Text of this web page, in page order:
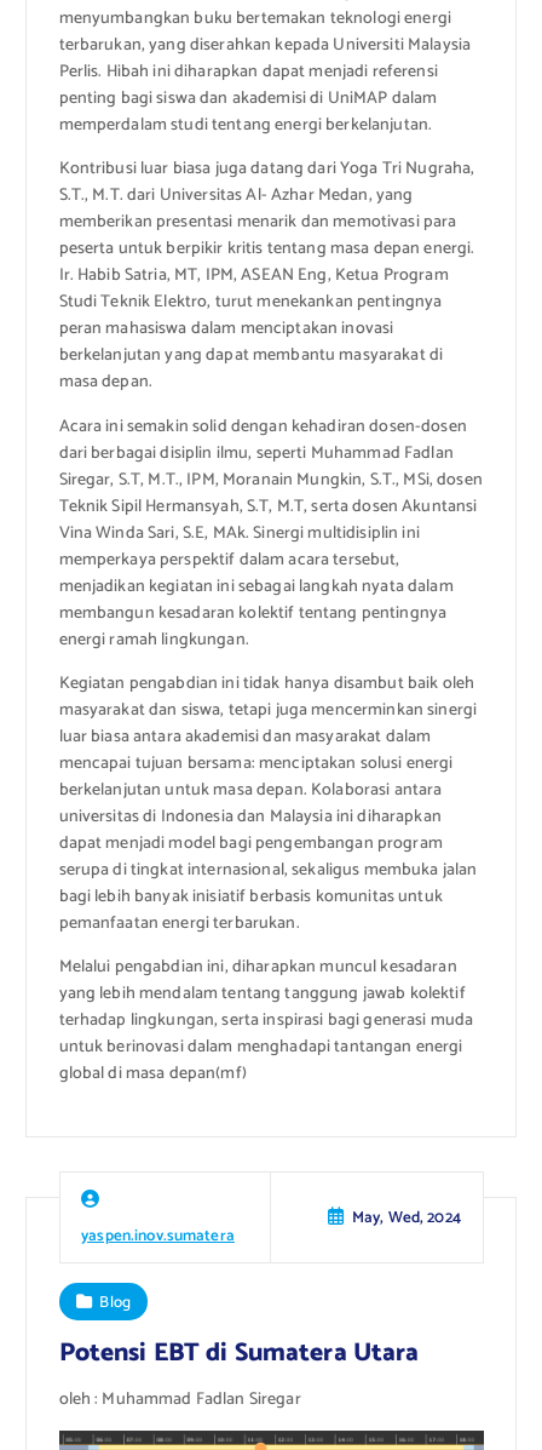
menyumbangkan buku bertemakan teknologi energi
terbarukan, yang diserahkan kepada Universiti Malaysia
Perlis. Hibah ini diharapkan dapat menjadi referensi
penting bagi siswa dan akademisi di UniMAP dalam
memperdalam studi tentang energi berkelanjutan.
Kontribusi luar biasa juga datang dari Yoga Tri Nugraha,
S.T., M.T. dari Universitas Al- Azhar Medan, yang
memberikan presentasi menarik dan memotivasi para
peserta untuk berpikir kritis tentang masa depan energi.
Ir. Habib Satria, MT, IPM, ASEAN Eng, Ketua Program
Studi Teknik Elektro, turut menekankan pentingnya
peran mahasiswa dalam menciptakan inovasi
berkelanjutan yang dapat membantu masyarakat di
masa depan.
Acara ini semakin solid dengan kehadiran dosen-dosen
dari berbagai disiplin ilmu, seperti Muhammad Fadlan
Siregar, S.T, M.T., IPM, Moranain Mungkin, S.T., MSi, dosen
Teknik Sipil Hermansyah, S.T, M.T, serta dosen Akuntansi
Vina Winda Sari, S.E, MAk. Sinergi multidisiplin ini
memperkaya perspektif dalam acara tersebut,
menjadikan kegiatan ini sebagai langkah nyata dalam
membangun kesadaran kolektif tentang pentingnya
energi ramah lingkungan.
Kegiatan pengabdian ini tidak hanya disambut baik oleh
masyarakat dan siswa, tetapi juga mencerminkan sinergi
luar biasa antara akademisi dan masyarakat dalam
mencapai tujuan bersama: menciptakan solusi energi
berkelanjutan untuk masa depan. Kolaborasi antara
universitas di Indonesia dan Malaysia ini diharapkan
dapat menjadi model bagi pengembangan program
serupa di tingkat internasional, sekaligus membuka jalan
bagi lebih banyak inisiatif berbasis komunitas untuk
pemanfaatan energi terbarukan.
Melalui pengabdian ini, diharapkan muncul kesadaran
yang lebih mendalam tentang tanggung jawab kolektif
terhadap lingkungan, serta inspirasi bagi generasi muda
untuk berinovasi dalam menghadapi tantangan energi
global di masa depan(mf)
yaspen.inov.sumatera
May, Wed, 2024
Blog
Potensi EBT di Sumatera Utara
oleh : Muhammad Fadlan Siregar